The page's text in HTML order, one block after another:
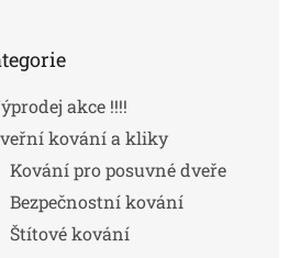
akce !!!!
kování a kliky
Kování pro posuvné dveře
Bezpečnostní kování
Štítové kování